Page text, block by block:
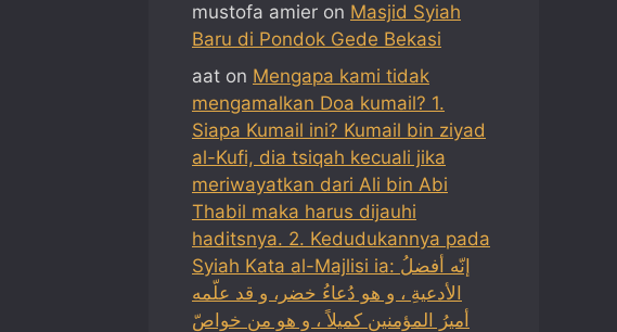
mustofa amier on Masjid Syiah
Baru di Pondok Gede Bekasi
aat on Mengapa kami tidak
mengamalkan Doa kumail? 1.
Siapa Kumail ini? Kumail bin ziyad
al-Kufi, dia tsiqah kecuali jika
meriwayatkan dari Ali bin Abi
Thabil maka harus dijauhi
haditsnya. 2. Kedudukannya pada
Syiah Kata al-Majlisi ia: إنّه أفضلُ
الأدعيةِ ، و هو دُعاءُ خضر، و قد علّمه
أميرُ المؤمنين كميلاً ، و هو من خواصّ